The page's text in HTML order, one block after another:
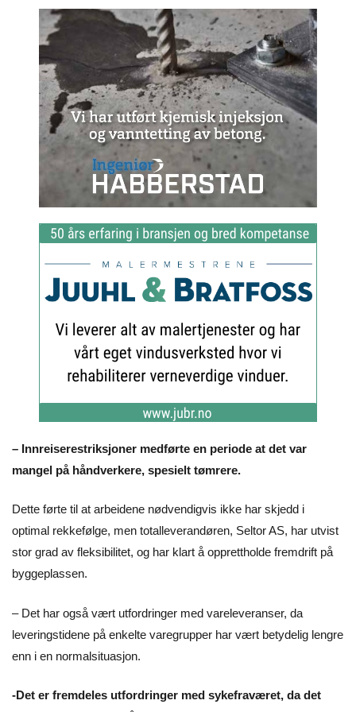
– Innreiserestriksjoner medførte en periode at det var
mangel på håndverkere, spesielt tømrere.
Dette førte til at arbeidene nødvendigvis ikke har skjedd i
optimal rekkefølge, men totalleverandøren, Seltor AS, har utvist
stor grad av fleksibilitet, og har klart å opprettholde fremdrift på
byggeplassen.
– Det har også vært utfordringer med vareleveranser, da
leveringstidene på enkelte varegrupper har vært betydelig lengre
enn i en normalsituasjon.
-Det er fremdeles utfordringer med sykefraværet, da det